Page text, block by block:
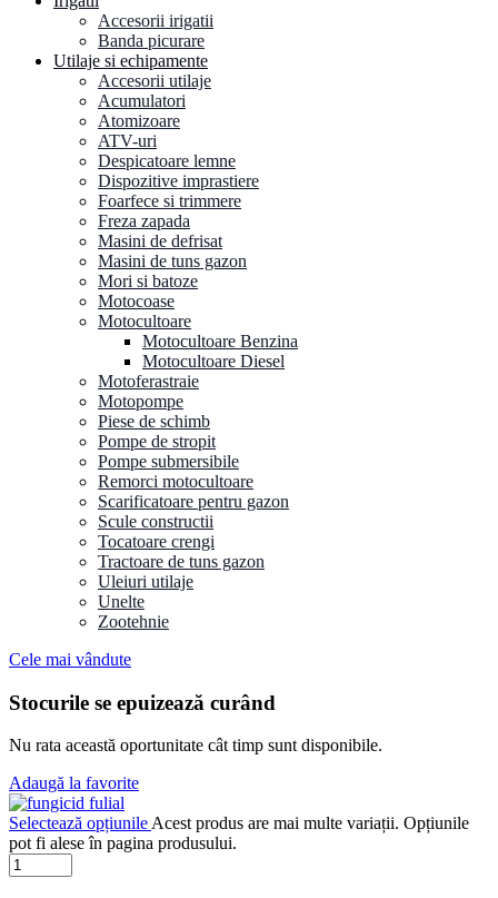
Accesorii irigatii
Banda picurare
Utilaje si echipamente
Accesorii utilaje
Acumulatori
Atomizoare
ATV-uri
Despicatoare lemne
Dispozitive imprastiere
Foarfece si trimmere
Freza zapada
Masini de defrisat
Masini de tuns gazon
Mori si batoze
Motocoase
Motocultoare
Motocultoare Benzina
Motocultoare Diesel
Motoferastraie
Motopompe
Piese de schimb
Pompe de stropit
Pompe submersibile
Remorci motocultoare
Scarificatoare pentru gazon
Scule constructii
Tocatoare crengi
Tractoare de tuns gazon
Uleiuri utilaje
Unelte
Zootehnie
Cele mai vândute
Stocurile se epuizează curând
Nu rata această oportunitate cât timp sunt disponibile.
Adaugă la favorite
Selectează opțiunile Acest produs are mai multe variații. Opțiunile
pot fi alese în pagina produsului.